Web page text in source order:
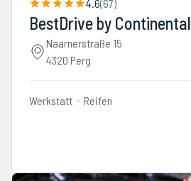
4.6(67)
BestDrive by Continental
Naarnerstraße 15
4320 Perg
Werkstatt Reifen